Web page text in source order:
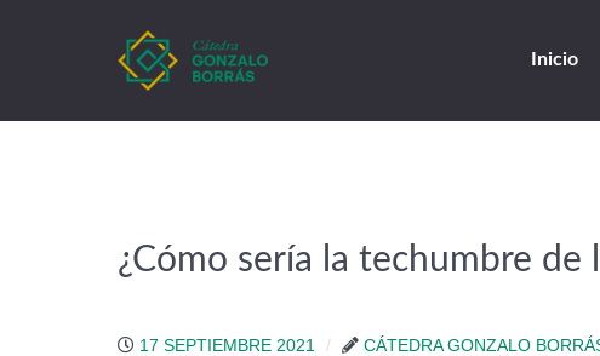
Inicio
¿Cómo sería la techumbre de
17 SEPTIEMBRE 2021 CÁTEDRA GONZALO